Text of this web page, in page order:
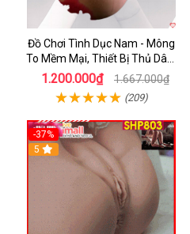
Đồ Chơi Tình Dục Nam - Mông
To Mềm Mại, Thiết Bị Thủ Dâm
Nhật
1.200.000₫ 1.667.000₫
(209)
-37%
5